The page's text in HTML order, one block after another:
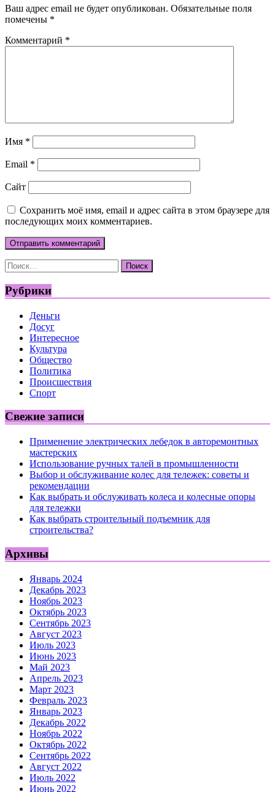
Ваш адрес email не будет опубликован. Обязательные поля
помечены *
Комментарий *
Имя *
Email *
Сайт
Сохранить моё имя, email и адрес сайта в этом браузере для
последующих моих комментариев.
Найти:
Рубрики
Деньги
Досуг
Интересное
Культура
Общество
Политика
Происшествия
Спорт
Свежие записи
Применение электрических лебедок в авторемонтных
мастерских
Использование ручных талей в промышленности
Выбор и обслуживание колес для тележек: советы и
рекомендации
Как выбрать и обслуживать колеса и колесные опоры
для тележки
Как выбрать строительный подъемник для
строительства?
Архивы
Январь 2024
Декабрь 2023
Ноябрь 2023
Октябрь 2023
Сентябрь 2023
Август 2023
Июль 2023
Июнь 2023
Май 2023
Апрель 2023
Март 2023
Февраль 2023
Январь 2023
Декабрь 2022
Ноябрь 2022
Октябрь 2022
Сентябрь 2022
Август 2022
Июль 2022
Июнь 2022